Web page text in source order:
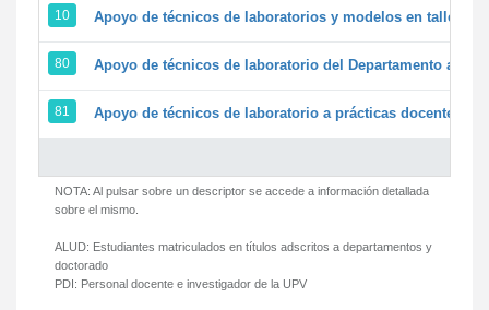
10 Apoyo de técnicos de laboratorios y modelos en
80 Apoyo de técnicos de laboratorio del Departamento a la
81 Apoyo de técnicos de laboratorio a prácticas docentes y
NOTA: Al pulsar sobre un descriptor se accede a información detallada
sobre el mismo.
ALUD: Estudiantes matriculados en títulos adscritos a departamentos y
doctorado
PDI: Personal docente e investigador de la UPV